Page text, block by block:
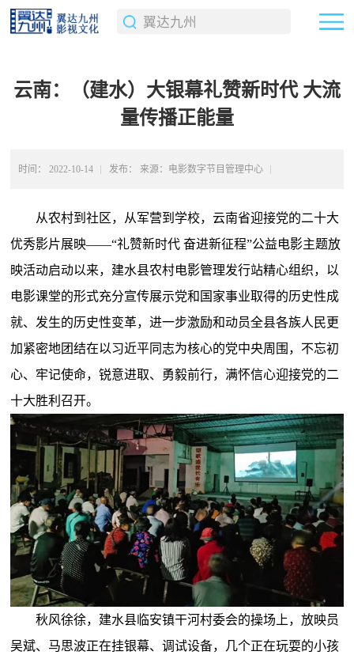
云南：（建水）大银幕礼赞新时代 大流
量传播正能量
时间： 2022-10-14 发布： 来源：电影数字节目管理中心
从农村到社区，从军营到学校，云南省迎接党的二十大
优秀影片展映——“礼赞新时代 奋进新征程”公益电影主题放
映活动启动以来，建水县农村电影管理发行站精心组织，以
电影课堂的形式充分宣传展示党和国家事业取得的历史性成
就、发生的历史性变革，进一步激励和动员全县各族人民更
加紧密地团结在以习近平同志为核心的党中央周围，不忘初
心、牢记使命，锐意进取、勇毅前行，满怀信心迎接党的二
十大胜利召开。
秋风徐徐，建水县临安镇干河村委会的操场上，放映员
吴斌、马思波正在挂银幕、调试设备，几个正在玩耍的小孩